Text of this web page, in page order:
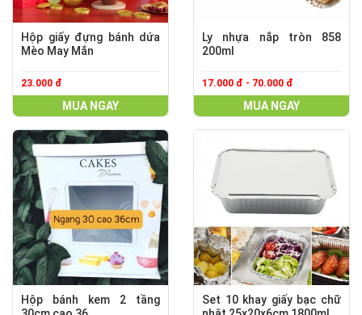
Hộp giấy đựng bánh dứa
Mèo May Mắn
23.000 đ
MUA NGAY
Ly nhựa nắp tròn 858
200ml
17.000 đ - 70.000 đ
MUA NGAY
Hộp bánh kem 2 tầng
Set 10 khay giấy bạc chữ